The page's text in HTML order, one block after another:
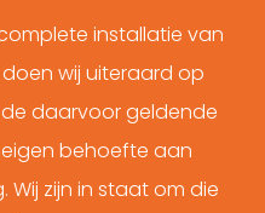
installatie van
wij uiteraard op
daarvoor geldende
eigen behoefte aan
Wij zijn in staat om die